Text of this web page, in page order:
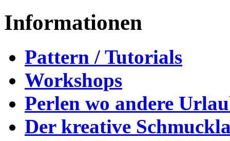
Informationen
Pattern / Tutorials
Workshops
Perlen wo andere
Der kreative